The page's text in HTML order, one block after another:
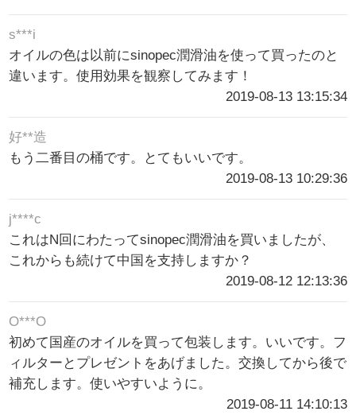
s***i
オイルの色は以前にsinopec潤滑油を使って買ったのと
違います。使用効果を観察してみます！
2019-08-13 13:15:34
好**造
もう二番目の桶です。とてもいいです。
2019-08-13 10:29:36
j****c
これはN回にわたってsinopec潤滑油を買いましたが、
これからも続けて中国を支持しますか？
2019-08-12 12:13:36
O***O
初めて国産のオイルを買って包装します。いいです。フ
ィルターとプレゼントをあげました。交換してから後で
補充します。使いやすいように。
2019-08-11 14:10:13